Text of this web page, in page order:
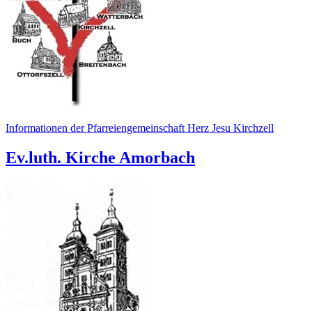
Informationen der Pfarreiengemeinschaft Herz Jesu Kirchzell
Ev.luth. Kirche Amorbach